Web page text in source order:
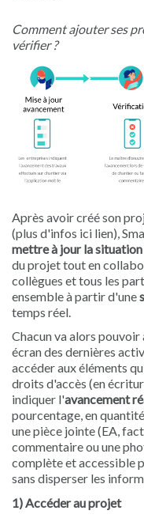
Comment ajouter ses
vérifier ?
Après avoir créé son
(plus d'infos ici lien),
mettre à jour la
du projet tout en
collègues et tous les
ensemble à partir d'une
temps réel.
Chacun va alors pouvoir
écran des dernières
accéder aux éléments
droits d'accès (en
indiquer l'avancement
pourcentage, en
une pièce jointe (EA,
commentaire ou une
complète et accessible
sans disperser les
1)Accéder au projet